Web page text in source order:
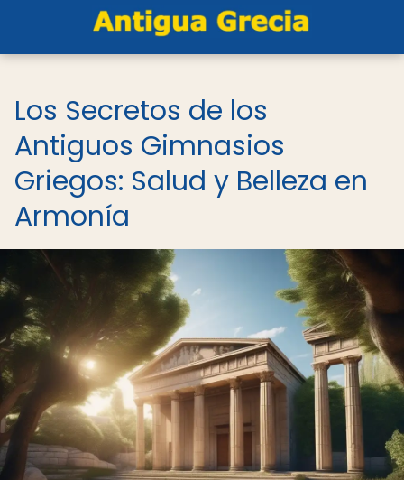
Los Secretos de los
Antiguos Gimnasios
Griegos: Salud y Belleza en
Armonía